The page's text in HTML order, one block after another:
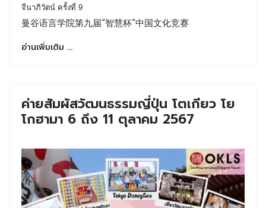
จีนาภิวัตน์ ครั้งที่ 9
曼谷语言学院第九届“智慧杯”中国文化竞赛
อ่านเพิ่มเติม …
ค่ายสัมผัสวัฒนธรรมญี่ปุ่น โตเกียว โย
โกฮามา 6 ถึง 11 ตุลาคม 2567